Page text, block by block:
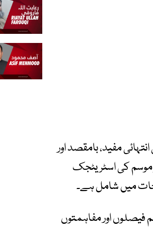
مفید، بامقصد اور
موسم کی اسٹریٹجک
میں شامل ہے۔
فیصلوں اور مفاہمتوں